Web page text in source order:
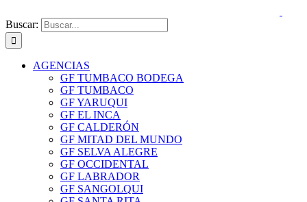
Buscar:
AGENCIAS
GF TUMBACO BODEGA
GF TUMBACO
GF YARUQUI
GF EL INCA
GF CALDERÓN
GF MITAD DEL MUNDO
GF SELVA ALEGRE
GF OCCIDENTAL
GF LABRADOR
GF SANGOLQUI